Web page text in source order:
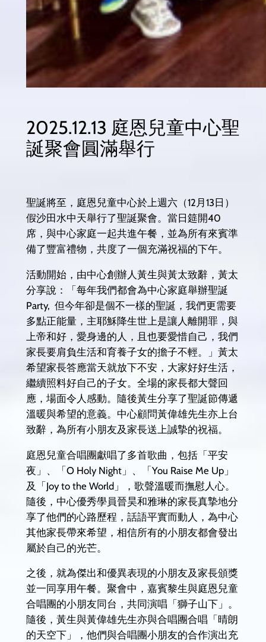
2025.12.13 庭恩兒童中心聖
誕聚會圓滿舉行
聖誕將至，庭恩兒童中心於上週六（12月13日）
假沙田水中天舉行了聖誕聚會。當日筵開40
席，與中心家庭一起共進午餐，並為所有來賓準
備了豐富禮物，共度了一個充滿祝福的下午。
活動開始，由中心創辦人黃生與黃太致辭，黃太
分享說：「每年我們都會為中心家庭舉辦聖誕
Party, 但今年卻是個不一樣的聖誕，我們更需要
多點正能量，主耶穌降生世上是讓人離開罪，與
上帝和好，愛身邊的人，且也要愛惜自己，我們
家長要肩負生活和育養子女的擔子不輕。」黃太
希望家長答應當天就放下不安，大家好好生活，
繼續照料好自己的子女。全場的家長都大聲回
應，場面令人感動。隨後黃生分享了聖誕節傳遞
溫暖與希望的意義。中心顧問黃偉雄先生亦上台
致辭，為所有小朋友及家長送上誠摯的祝福。
庭恩兒童合唱團獻唱了多首歌曲，包括「平安
夜」、「O Holy Night」、「You Raise Me Up」
及「Joy to the World」，歌聲溫暖而撫慰人心。
隨後，中心優秀學員晉昊和雅琳的家長真摯地分
享了他們的心路歷程，話語平實而動人，為中心
其他家長帶來希望，相信所有的小朋友都會發出
屬於自己的光芒。
之後，就為傑出和優異表現的小朋友及家長頒獎
並一同享用午餐。聚會中，嘉賓黎生與庭恩兒童
合唱團的小朋友同台，共同演唱「獅子山下」。
隨後，黃生與黃偉雄先生亦與合唱團合唱「晴朗
的天空下」，他們與合唱團小朋友的合作演出充